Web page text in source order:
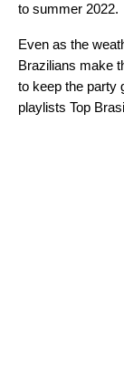
to summer 2022.
Even as the
Brazilians make
to keep the party
playlists Top